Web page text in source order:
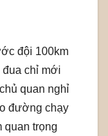
đội 100km
đua chỉ mới
quan nghỉ
đường chạy
quan trọng